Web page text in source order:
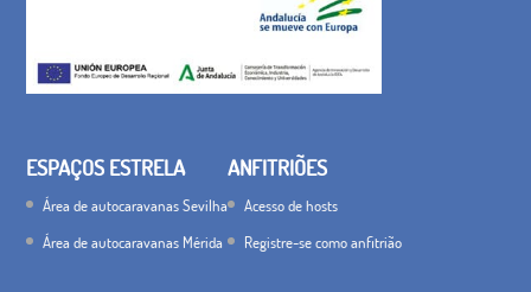
ESPAÇOS ESTRELA
Área de autocaravanas Sevilha
Área de autocaravanas Mérida
ANFITRIÕES
Acesso de hosts
Registre-se como anfitrião